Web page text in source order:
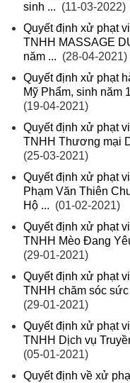
sinh ... (11-03-2022)
Quyết định xử phạt
TNHH MASSAGE
năm ... (28-04-2021)
Quyết định xử phạt
Mỹ Phẩm, sinh năm
(19-04-2021)
Quyết định xử phạt
TNHH Thương mại
(25-03-2021)
Quyết định xử phạt
Phạm Văn Thiên
Hộ ... (01-02-2021)
Quyết định xử phạt
TNHH Mèo Đang
(29-01-2021)
Quyết định xử phạt
TNHH chăm sóc sức
(29-01-2021)
Quyết định xử phạt
TNHH Dịch vụ
(05-01-2021)
Quyết định về xử